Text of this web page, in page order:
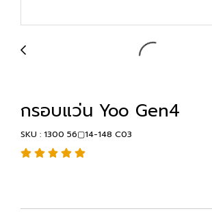
กรอบแว่น Yoo Gen4
SKU : 1300 56▢14-148 C03